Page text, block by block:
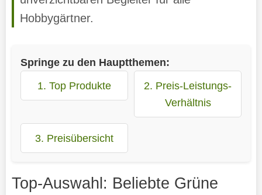
Hobbygärtner.
Springe zu den Hauptthemen:
1. Top Produkte
2. Preis-Leistungs-
Verhältnis
3. Preisübersicht
Top-Auswahl: Beliebte Grüne